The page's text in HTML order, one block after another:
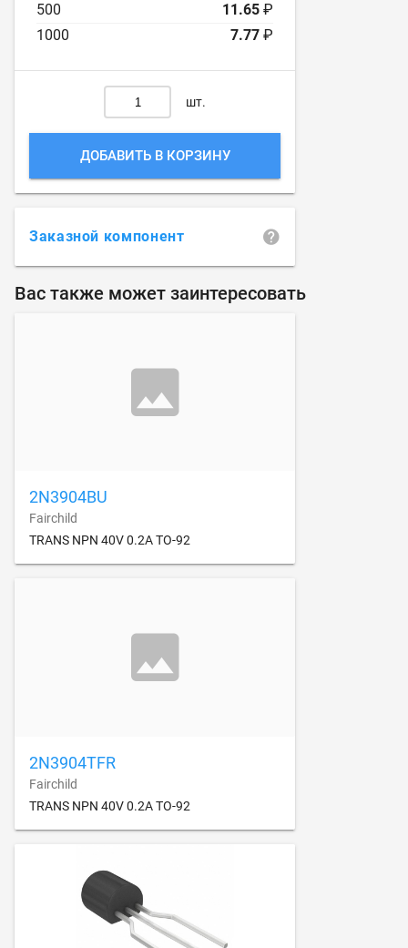
500 11.65 ₽
1000
7.77 ₽
шт.
ДОБАВИТЬ В КОРЗИНУ
Заказной компонент
Вас также может заинтересовать
2N3904BU
Fairchild
TRANS NPN 40V 0.2A TO-92
2N3904TFR
Fairchild
TRANS NPN 40V 0.2A TO-92